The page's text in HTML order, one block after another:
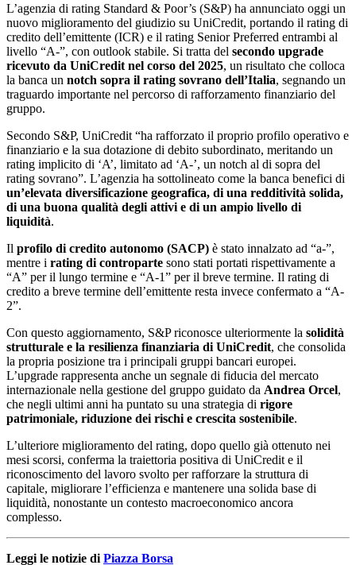
L’agenzia di rating Standard & Poor’s (S&P) ha annunciato oggi un
nuovo miglioramento del giudizio su UniCredit, portando il rating di
credito dell’emittente (ICR) e il rating Senior Preferred entrambi al
livello “A-”, con outlook stabile. Si tratta del secondo upgrade
ricevuto da UniCredit nel corso del 2025, un risultato che colloca
la banca un notch sopra il rating sovrano dell’Italia, segnando un
traguardo importante nel percorso di rafforzamento finanziario del
gruppo.
Secondo S&P, UniCredit “ha rafforzato il proprio profilo operativo e
finanziario e la sua dotazione di debito subordinato, meritando un
rating implicito di ‘A’, limitato ad ‘A-’, un notch al di sopra del
rating sovrano”. L’agenzia ha sottolineato come la banca benefici di
un’elevata diversificazione geografica, di una redditività solida,
di una buona qualità degli attivi e di un ampio livello di
liquidità.
Il profilo di credito autonomo (SACP) è stato innalzato ad “a-”,
mentre i rating di controparte sono stati portati rispettivamente a
“A” per il lungo termine e “A-1” per il breve termine. Il rating di
credito a breve termine dell’emittente resta invece confermato a “A-
2”.
Con questo aggiornamento, S&P riconosce ulteriormente la solidità
strutturale e la resilienza finanziaria di UniCredit, che consolida
la propria posizione tra i principali gruppi bancari europei.
L’upgrade rappresenta anche un segnale di fiducia del mercato
internazionale nella gestione del gruppo guidato da Andrea Orcel,
che negli ultimi anni ha puntato su una strategia di rigore
patrimoniale, riduzione dei rischi e crescita sostenibile.
L’ulteriore miglioramento del rating, dopo quello già ottenuto nei
mesi scorsi, conferma la traiettoria positiva di UniCredit e il
riconoscimento del lavoro svolto per rafforzare la struttura di
capitale, migliorare l’efficienza e mantenere una solida base di
liquidità, nonostante un contesto macroeconomico ancora
complesso.
Leggi le notizie di Piazza Borsa